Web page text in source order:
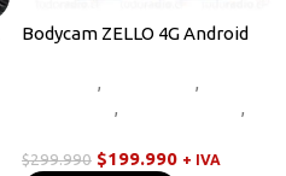
Bodycam ZELLO 4G Android
,
,
,
,
$299.990 $199.990 + IVA